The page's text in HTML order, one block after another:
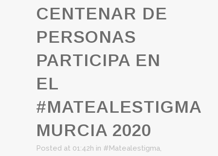
CENTENAR DE
PERSONAS
PARTICIPA EN
EL
#MATEALESTIGMA
MURCIA 2020
Posted at 01:42h in #Matealestigma,